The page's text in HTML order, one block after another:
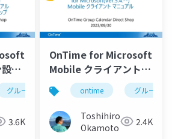
定
グループカレンダー 組織カレンダー
3.6K
OnTime for Microsoft
Mobile クライアントマ
ニュアルontime グループ
Toshihiro
Okamoto
2.4K